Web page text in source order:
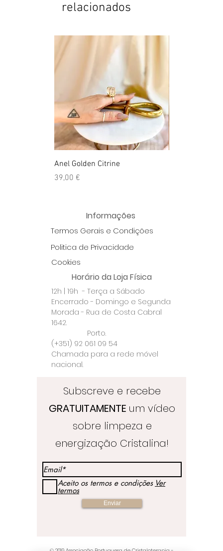
relacionados
Anel Golden Citrine
Preço
39,00 €
Informações
Termos Gerais e Condições
Politica de Privacidade
Cookies
Horário da Loja Física
12h | 19h - Terça a Sábado
Encerrado - Domingo e Segunda
Morada - Rua de Costa Cabral
1642.
Porto.
(+351) 92 061 09 54
Chamada para a rede móvel
nacional.
Subscreve e recebe
GRATUITAMENTE um vídeo
sobre limpeza e
energização Cristalina!
Aceito os termos e condições Ver
termos
Enviar